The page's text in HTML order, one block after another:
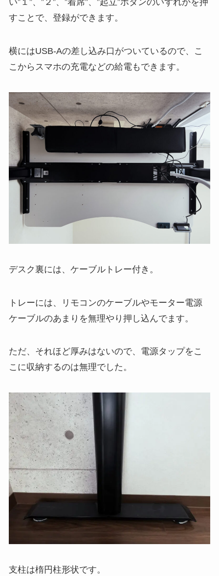
い”１”、”２”、”着席”、”起立”ボタンのいずれかを押
すことで、登録ができます。
横にはUSB-Aの差し込み口がついているので、こ
こからスマホの充電などの給電もできます。
デスク裏には、ケーブルトレー付き。
トレーには、リモコンのケーブルやモーター電源
ケーブルのあまりを無理やり押し込んでます。
ただ、それほど厚みはないので、電源タップをこ
こに収納するのは無理でした。
支柱は楕円柱形状です。